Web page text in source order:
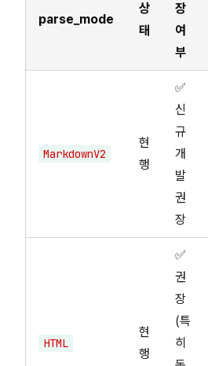
parse_mode
상
태
장
여
부
MarkdownV2
현
행
✅
신
규
개
발
권
장
HTML
현
행
✅
권
장
(특
히